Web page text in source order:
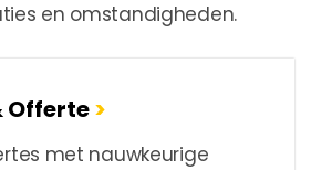
Offerte>
met nauwkeurige
en omstandigheden.